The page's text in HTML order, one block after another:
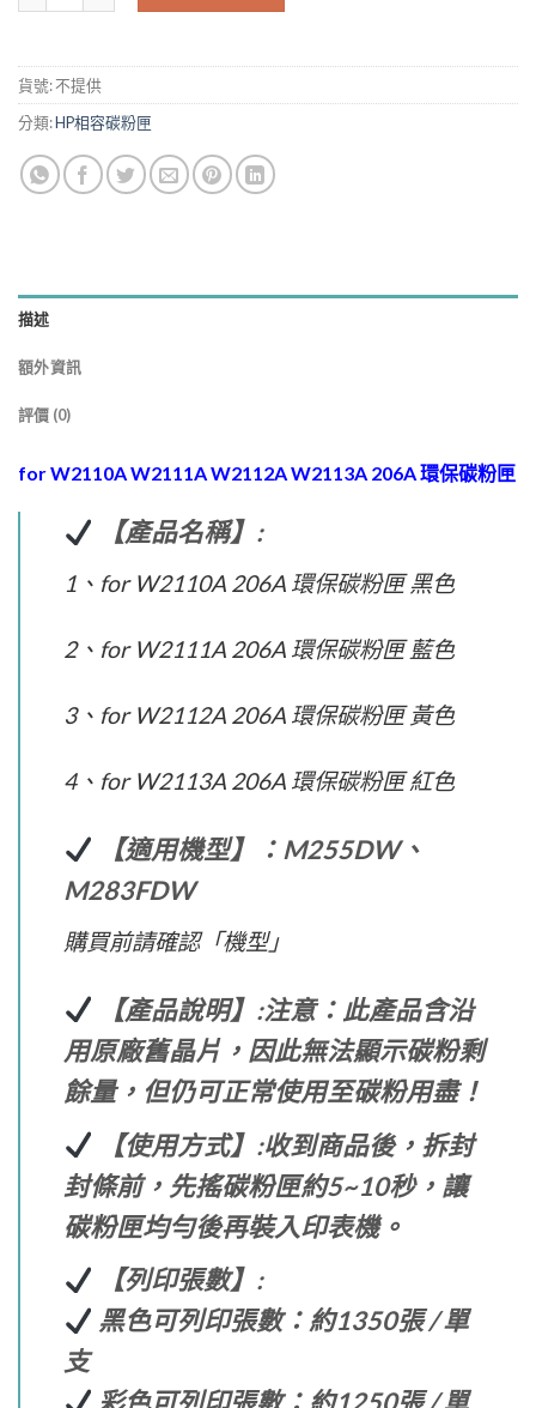
貨號:不提供
分類:HP相容碳粉匣
描述
額外資訊
評價 (0)
for W2110A W2111A W2112A W2113A 206A 環保碳粉匣
【產品名稱】:
1、for W2110A 206A 環保碳粉匣 黑色
2、for W2111A 206A 環保碳粉匣 藍色
3、for W2112A 206A 環保碳粉匣 黃色
4、for W2113A 206A 環保碳粉匣 紅色
【適用機型】：M255DW、
M283FDW
購買前請確認「機型」
【產品說明】:注意：此產品含沿
用原廠舊晶片，因此無法顯示碳粉剩
餘量，但仍可正常使用至碳粉用盡！
【使用方式】:收到商品後，拆封
封條前，先搖碳粉匣約5~10秒，讓
碳粉匣均勻後再裝入印表機。
【列印張數】:
黑色可列印張數：約1350張 / 單
支